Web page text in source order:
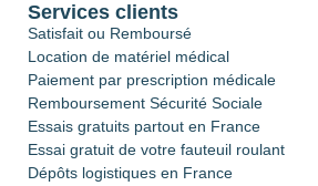
Services clients
Satisfait ou Remboursé
Location de matériel médical
Paiement par prescription médicale
Remboursement Sécurité Sociale
Essais gratuits partout en France
Essai gratuit de votre fauteuil roulant
Dépôts logistiques en France